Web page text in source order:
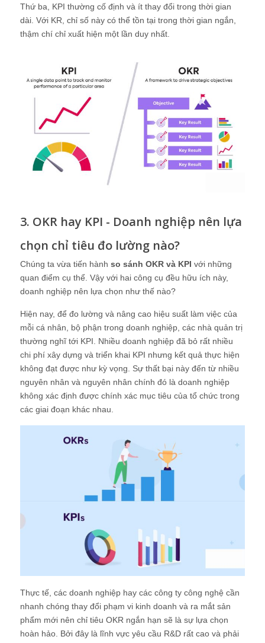
Thứ ba, KPI thường cố định và ít thay đổi trong thời gian
dài. Với KR, chỉ số này có thể tồn tại trong thời gian ngắn,
thậm chí chỉ xuất hiện một lần duy nhất.
3. OKR hay KPI - Doanh nghiệp nên lựa
chọn chỉ tiêu đo lường nào?
Chúng ta vừa tiến hành so sánh OKR và KPI với những
quan điểm cụ thể. Vậy với hai công cụ đều hữu ích này,
doanh nghiệp nên lựa chọn như thế nào?
Hiện nay, để đo lường và nâng cao hiệu suất làm việc của
mỗi cá nhân, bộ phận trong doanh nghiệp, các nhà quản trị
thường nghĩ tới KPI. Nhiều doanh nghiệp đã bỏ rất nhiều
chi phí xây dựng và triển khai KPI nhưng kết quả thực hiện
không đạt được như kỳ vọng. Sự thất bại này đến từ nhiều
nguyên nhân và nguyên nhân chính đó là doanh nghiệp
không xác định được chính xác mục tiêu của tổ chức trong
các giai đoạn khác nhau.
Thực tế, các doanh nghiệp hay các công ty công nghệ cần
nhanh chóng thay đổi phạm vi kinh doanh và ra mắt sản
phẩm mới nên chỉ tiêu OKR ngắn hạn sẽ là sự lựa chọn
hoàn hảo. Bởi đây là lĩnh vực yêu cầu R&D rất cao và phải